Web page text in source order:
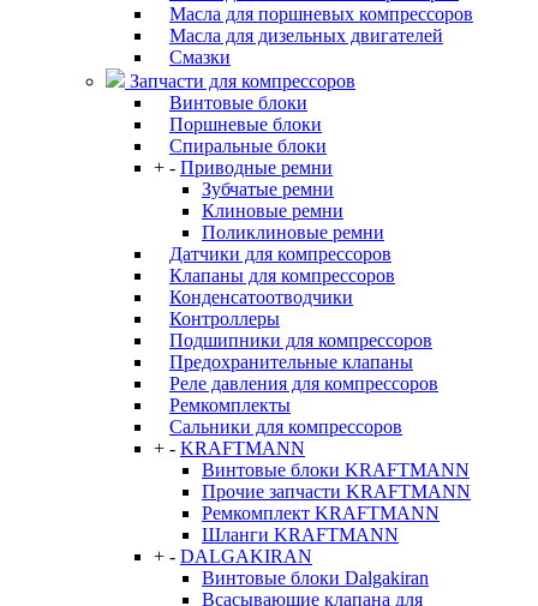
Масла для поршневых компрессоров
Масла для дизельных двигателей
Смазки
Запчасти для компрессоров
Винтовые блоки
Поршневые блоки
Спиральные блоки
+ - Приводные ремни
Зубчатые ремни
Клиновые ремни
Поликлиновые ремни
Датчики для компрессоров
Клапаны для компрессоров
Конденсатоотводчики
Контроллеры
Подшипники для компрессоров
Предохранительные клапаны
Реле давления для компрессоров
Ремкомплекты
Сальники для компрессоров
+ - KRAFTMANN
Винтовые блоки KRAFTMANN
Прочие запчасти KRAFTMANN
Ремкомплект KRAFTMANN
Шланги KRAFTMANN
+ - DALGAKIRAN
Винтовые блоки Dalgakiran
Всасывающие клапана для